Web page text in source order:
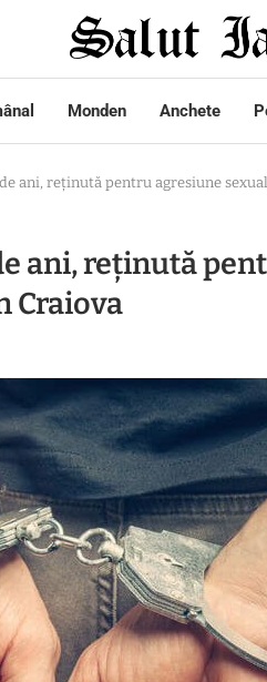
Monden Anchete
ani, reținută pentru agresiune
ani, reținută
Craiova